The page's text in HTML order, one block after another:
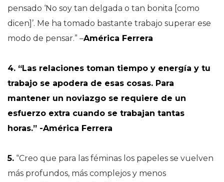
pensado ‘No soy tan delgada o tan bonita [como
dicen]’. Me ha tomado bastante trabajo superar ese
modo de pensar.” –América Ferrera
4. “Las relaciones toman tiempo y energía y tu
trabajo se apodera de esas cosas. Para
mantener un noviazgo se requiere de un
esfuerzo extra cuando se trabajan tantas
horas.” -América Ferrera
5. “Creo que para las féminas los papeles se vuelven
más profundos, más complejos y menos